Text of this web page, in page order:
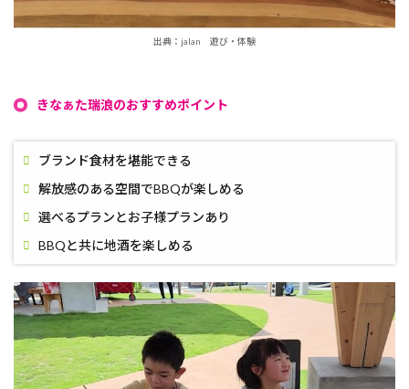
出典：jalan 遊び・体験
きなぁた瑞浪のおすすめポイント
ブランド食材を堪能できる
解放感のある空間でBBQが楽しめる
選べるプランとお子様プランあり
BBQと共に地酒を楽しめる